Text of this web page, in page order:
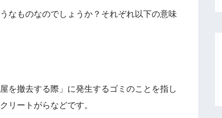
なものなのでしょうか？それぞれ以下の意味
を撤去する際」に発生するゴミのことを指し
リートがらなどです。